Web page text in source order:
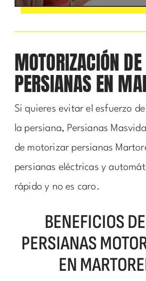
MOTORIZACIÓN DE
PERSIANAS EN
Si quieres evitar el esfuerzo
la persiana, Persianas
de motorizar persianas
persianas eléctricas y
rápido y no es caro.
BENEFICIOS
PERSIANAS
EN